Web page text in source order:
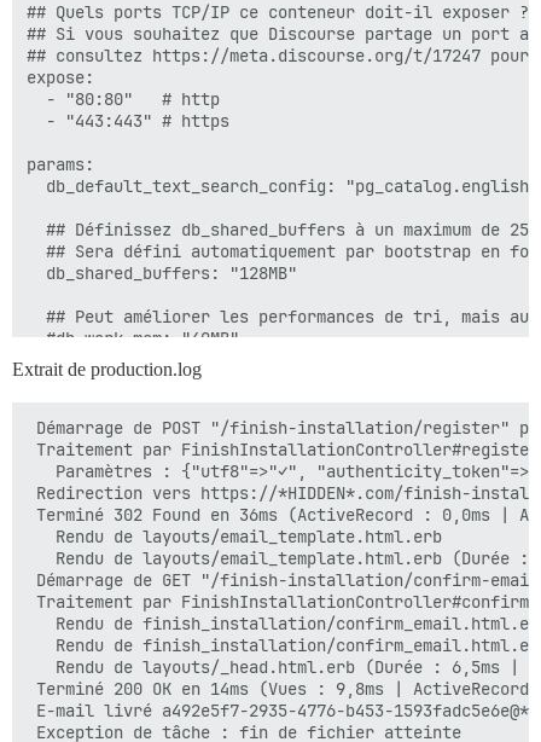
## Quels ports TCP/IP ce conteneur doit-il exposer ?
## Si vous souhaitez que Discourse partage un port
## consultez https://meta.discourse.org/t/17247
expose:
  - "80:80"   # http
  - "443:443" # https
params:
  db_default_text_search_config: "pg_catalog.english"
## Définissez db_shared_buffers à un maximum de 25
## Sera défini automatiquement par bootstrap en
  db_shared_buffers: "128MB"
## Peut améliorer les performances de tri, mais
  #db_work_mem: "40MB"
## Quelle révision Git ce conteneur doit-il
env:
  LANG: en_US.UTF-8
  # DISCOURSE_DEFAULT_LOCALE: en
## Combien de requêtes web simultanées sont
## Sera défini automatiquement par bootstrap en
  UNICORN_WORKERS: 2
## TODO : Le nom de domaine auquel cette instance
## Obligatoire. Discourse ne fonctionnera pas avec
  DISCOURSE_HOSTNAME: *HIDDEN*.com
## Décommentez si vous souhaitez que le conteneur
## nom d'hôte (option -h) que spécifié ci-dessus
  #DOCKER_USE_HOSTNAME: true
Extrait de production.log
Démarrage de POST "/finish-installation/register"
Traitement par FinishInstallationController#register
Paramètres : {"utf8"=>"✓",
Redirection vers https://*HIDDEN*.com/finish-
Terminé 302 Found en 36ms (ActiveRecord : 0,0ms |
   Rendu de layouts/email_template.html.erb
Rendu de layouts/email_template.html.erb (Durée :
Démarrage de GET "/finish-installation/confirm-
Traitement par
Rendu de finish_installation/
Rendu de finish_installation/
Rendu de layouts/_head.html.erb (Durée : 6,5ms |
Terminé 200 OK en 14ms (Vues : 9,8ms |
E-mail livré a492e5f7-2935-4776-b453-